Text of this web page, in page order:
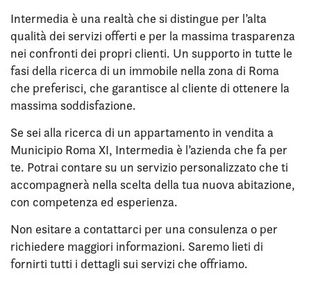
Intermedia è una realtà che si distingue per l’alta
qualità dei servizi offerti e per la massima trasparenza
nei confronti dei propri clienti. Un supporto in tutte le
fasi della ricerca di un immobile nella zona di Roma
che preferisci, che garantisce al cliente di ottenere la
massima soddisfazione.
Se sei alla ricerca di un appartamento in vendita a
Municipio Roma XI, Intermedia è l’azienda che fa per
te. Potrai contare su un servizio personalizzato che ti
accompagnerà nella scelta della tua nuova abitazione,
con competenza ed esperienza.
Non esitare a contattarci per una consulenza o per
richiedere maggiori informazioni. Saremo lieti di
fornirti tutti i dettagli sui servizi che offriamo.